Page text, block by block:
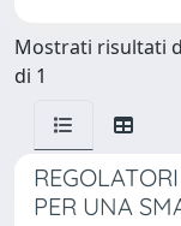
Mostrati risultati
di 1
PER UNA